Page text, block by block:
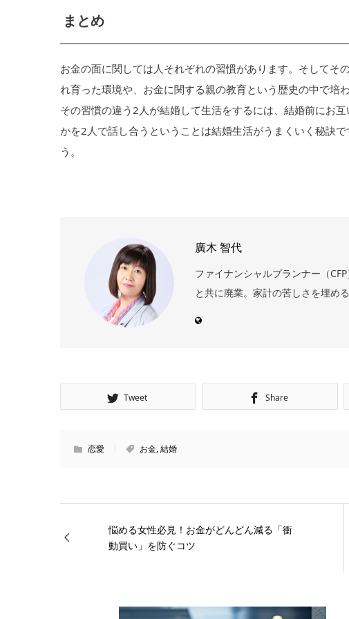
まとめ
お金の面に関しては人それぞれの習慣があります。そして
れ育った環境や、お金に関する親の教育という歴史の中で培
その習慣の違う2人が結婚して生活をするには、結婚前にお
かを2人で話し合うということは結婚生活がうまくいく秘訣
う。
廣木 智代
ファイナンシャルプランナー（
と共に廃業。家計の苦しさを埋め
Tweet Share
恋愛 お金,結婚
悩める女性必見！お金がどんどん減る「衝
動買い」を防ぐコツ